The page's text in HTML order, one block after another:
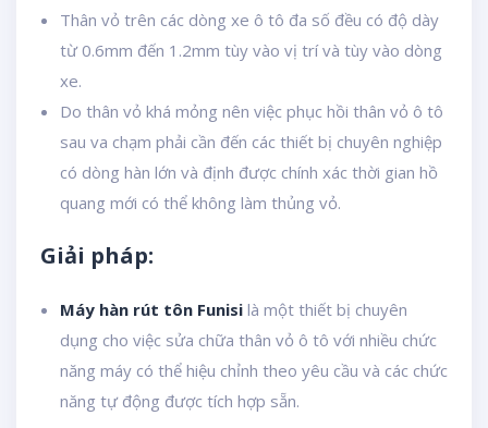
Thân vỏ trên các dòng xe ô tô đa số đều có độ dày
từ 0.6mm đến 1.2mm tùy vào vị trí và tùy vào dòng
xe.
Do thân vỏ khá mỏng nên việc phục hồi thân vỏ ô tô
sau va chạm phải cần đến các thiết bị chuyên nghiệp
có dòng hàn lớn và định được chính xác thời gian hồ
quang mới có thể không làm thủng vỏ.
Giải pháp:
Máy hàn rút tôn Funisi là một thiết bị chuyên
dụng cho việc sửa chữa thân vỏ ô tô với nhiều chức
năng máy có thể hiệu chỉnh theo yêu cầu và các chức
năng tự động được tích hợp sẵn.